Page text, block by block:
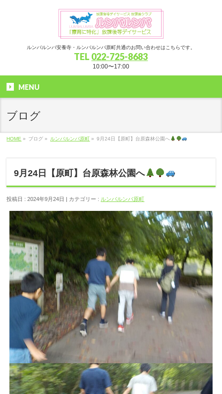
ルンバルンバ安養寺・ルンバルンバ原町共通のお問い合わせはこちらです。
TEL 022-725-8683
10:00〜17:00
MENU
ブログ
HOME » ブログ » ルンバルンバ原町 » 9月24日【原町】台原森林公園へ
9月24日【原町】台原森林公園へ
投稿日 : 2024年9月24日 | カテゴリー : ルンバルンバ原町